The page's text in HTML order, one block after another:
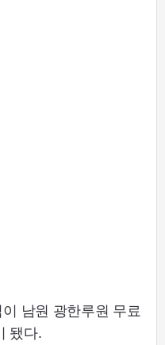
남원 광한루원 무료
됐다.